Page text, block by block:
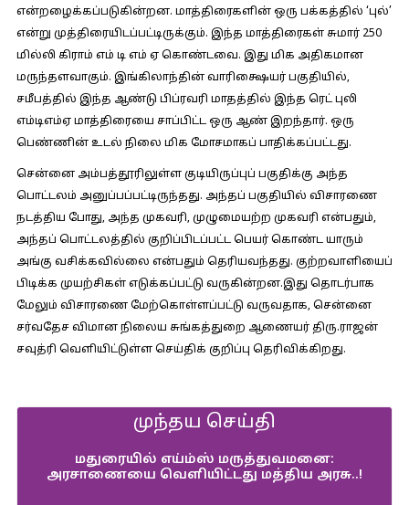
என்றழைக்கப்படுகின்றன. மாத்திரைகளின் ஒரு பக்கத்தில் ‘புல்’
என்று முத்திரையிடப்பட்டிருக்கும். இந்த மாத்திரைகள் சுமார் 250
மில்லி கிராம் எம் டி எம் ஏ கொண்டவை. இது மிக அதிகமான
மருந்தளவாகும். இங்கிலாந்தின் வாரிக்ஷையர் பகுதியில்,
சமீபத்தில் இந்த ஆண்டு பிப்ரவரி மாதத்தில் இந்த ரெட் புலி
எம்டிஎம்ஏ மாத்திரையை சாப்பிட்ட ஒரு ஆண் இறந்தார். ஒரு
பெண்ணின் உடல் நிலை மிக மோசமாகப் பாதிக்கப்பட்டது.
சென்னை அம்பத்தூரிலுள்ள குடியிருப்புப் பகுதிக்கு அந்த
பொட்டலம் அனுப்பப்பட்டிருந்தது. அந்தப் பகுதியில் விசாரணை
நடத்திய போது, அந்த முகவரி, முழுமையற்ற முகவரி என்பதும்,
அந்தப் பொட்டலத்தில் குறிப்பிடப்பட்ட பெயர் கொண்ட யாரும்
அங்கு வசிக்கவில்லை என்பதும் தெரியவந்தது. குற்றவாளியைப்
பிடிக்க முயற்சிகள் எடுக்கப்பட்டு வருகின்றன.இது தொடர்பாக
மேலும் விசாரணை மேற்கொள்ளப்பட்டு வருவதாக, சென்னை
சர்வதேச விமான நிலைய சுங்கத்துறை ஆணையர் திரு.ராஜன்
சவுத்ரி வெளியிட்டுள்ள செய்திக் குறிப்பு தெரிவிக்கிறது.
முந்தய செய்தி
மதுரையில் எய்ம்ஸ் மருத்துவமனை:
அரசாணையை வெளியிட்டது மத்திய அரசு..!